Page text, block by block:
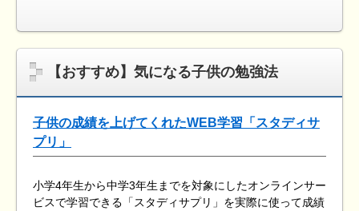
【おすすめ】気になる子供の勉強法
子供の成績を上げてくれたWEB学習「スタディサ
プリ」
小学4年生から中学3年生までを対象にしたオンラインサー
ビスで学習できる「スタディサプリ」を実際に使って成績